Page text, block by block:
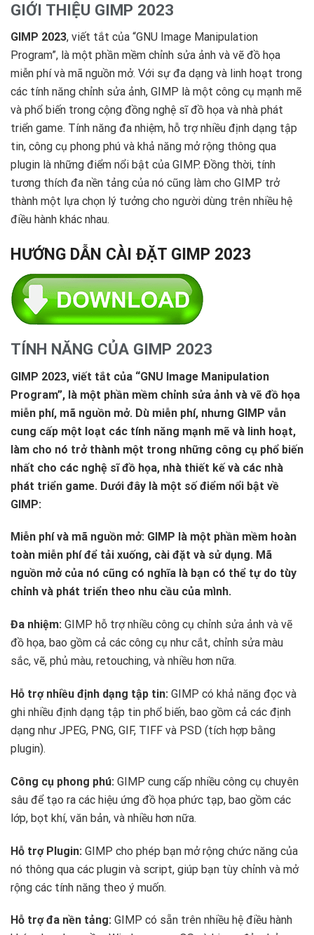
GIỚI THIỆU GIMP 2023
GIMP 2023, viết tắt của “GNU Image Manipulation
Program”, là một phần mềm chỉnh sửa ảnh và vẽ đồ họa
miễn phí và mã nguồn mở. Với sự đa dạng và linh hoạt trong
các tính năng chỉnh sửa ảnh, GIMP là một công cụ mạnh mẽ
và phổ biến trong cộng đồng nghệ sĩ đồ họa và nhà phát
triển game. Tính năng đa nhiệm, hỗ trợ nhiều định dạng tập
tin, công cụ phong phú và khả năng mở rộng thông qua
plugin là những điểm nổi bật của GIMP. Đồng thời, tính
tương thích đa nền tảng của nó cũng làm cho GIMP trở
thành một lựa chọn lý tưởng cho người dùng trên nhiều hệ
điều hành khác nhau.
HƯỚNG DẪN CÀI ĐẶT GIMP 2023
TÍNH NĂNG CỦA GIMP 2023
GIMP 2023, viết tắt của “GNU Image Manipulation
Program”, là một phần mềm chỉnh sửa ảnh và vẽ đồ họa
miễn phí, mã nguồn mở. Dù miễn phí, nhưng GIMP vẫn
cung cấp một loạt các tính năng mạnh mẽ và linh hoạt,
làm cho nó trở thành một trong những công cụ phổ biến
nhất cho các nghệ sĩ đồ họa, nhà thiết kế và các nhà
phát triển game. Dưới đây là một số điểm nổi bật về
GIMP:
Miễn phí và mã nguồn mở: GIMP là một phần mềm hoàn
toàn miễn phí để tải xuống, cài đặt và sử dụng. Mã
nguồn mở của nó cũng có nghĩa là bạn có thể tự do tùy
chỉnh và phát triển theo nhu cầu của mình.
Đa nhiệm: GIMP hỗ trợ nhiều công cụ chỉnh sửa ảnh và vẽ
đồ họa, bao gồm cả các công cụ như cắt, chỉnh sửa màu
sắc, vẽ, phủ màu, retouching, và nhiều hơn nữa.
Hỗ trợ nhiều định dạng tập tin: GIMP có khả năng đọc và
ghi nhiều định dạng tập tin phổ biến, bao gồm cả các định
dạng như JPEG, PNG, GIF, TIFF và PSD (tích hợp bằng
plugin).
Công cụ phong phú: GIMP cung cấp nhiều công cụ chuyên
sâu để tạo ra các hiệu ứng đồ họa phức tạp, bao gồm các
lớp, bọt khí, văn bản, và nhiều hơn nữa.
Hỗ trợ Plugin: GIMP cho phép bạn mở rộng chức năng của
nó thông qua các plugin và script, giúp bạn tùy chỉnh và mở
rộng các tính năng theo ý muốn.
Hỗ trợ đa nền tảng: GIMP có sẵn trên nhiều hệ điều hành